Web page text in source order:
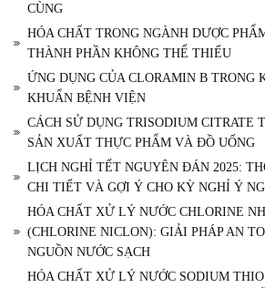
CÙNG
HÓA CHẤT TRONG NGÀNH DƯỢC
THÀNH PHẦN KHÔNG THỂ THIẾU
ỨNG DỤNG CỦA CLORAMIN B TRONG
KHUẨN BỆNH VIỆN
CÁCH SỬ DỤNG TRISODIUM CITRATE
SẢN XUẤT THỰC PHẨM VÀ ĐỒ UỐNG
LỊCH NGHỈ TẾT NGUYÊN ĐÁN 2025:
CHI TIẾT VÀ GỢI Ý CHO KỲ NGHỈ Ý
HÓA CHẤT XỬ LÝ NƯỚC CHLORINE
(CHLORINE NICLON): GIẢI PHÁP AN
NGUỒN NƯỚC SẠCH
HÓA CHẤT XỬ LÝ NƯỚC SODIUM THIO